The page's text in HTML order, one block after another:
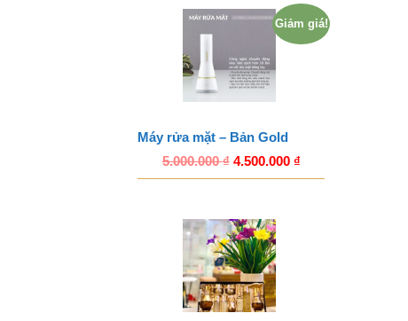
Giảm giá!
Máy rửa mặt – Bản Gold
5.000.000₫ 4.500.000 ₫